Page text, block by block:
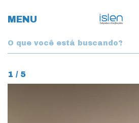
MENU
1 / 5